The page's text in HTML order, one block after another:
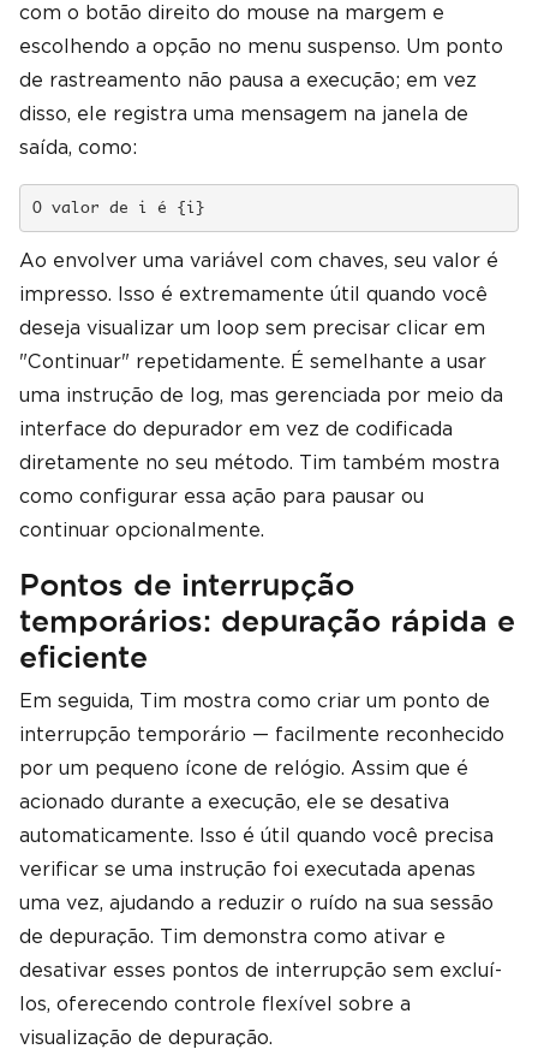
com o botão direito do mouse na margem e
escolhendo a opção no menu suspenso. Um ponto
de rastreamento não pausa a execução; em vez
disso, ele registra uma mensagem na janela de
saída, como:
O valor de i é {i}
Ao envolver uma variável com chaves, seu valor é
impresso. Isso é extremamente útil quando você
deseja visualizar um loop sem precisar clicar em
"Continuar" repetidamente. É semelhante a usar
uma instrução de log, mas gerenciada por meio da
interface do depurador em vez de codificada
diretamente no seu método. Tim também mostra
como configurar essa ação para pausar ou
continuar opcionalmente.
Pontos de interrupção
temporários: depuração rápida e
eficiente
Em seguida, Tim mostra como criar um ponto de
interrupção temporário — facilmente reconhecido
por um pequeno ícone de relógio. Assim que é
acionado durante a execução, ele se desativa
automaticamente. Isso é útil quando você precisa
verificar se uma instrução foi executada apenas
uma vez, ajudando a reduzir o ruído na sua sessão
de depuração. Tim demonstra como ativar e
desativar esses pontos de interrupção sem excluí-
los, oferecendo controle flexível sobre a
visualização de depuração.